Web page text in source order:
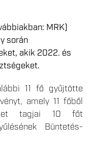
MRK)
során
akik 2022. és
11 fő gyűjtötte
amely 11 főből
tagjai 10 főt
Büntetés-